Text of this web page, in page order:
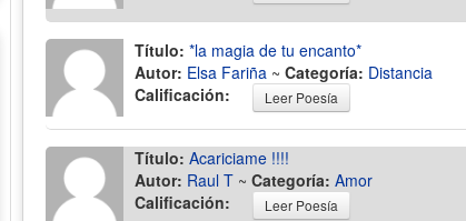
Título: *la magia de tu encanto*
Autor: Elsa Fariña ~ Categoría: Distancia
Calificación:
Leer Poesía
Título: Acariciame !!!!
Autor: Raul T ~ Categoría: Amor
Calificación:
Leer Poesía